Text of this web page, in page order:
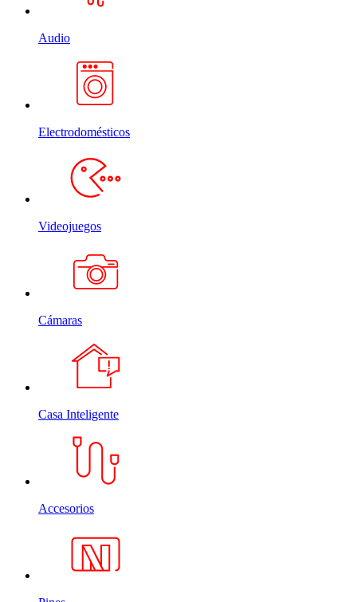
Audio
Electrodomésticos
Videojuegos
Cámaras
Casa Inteligente
Accesorios